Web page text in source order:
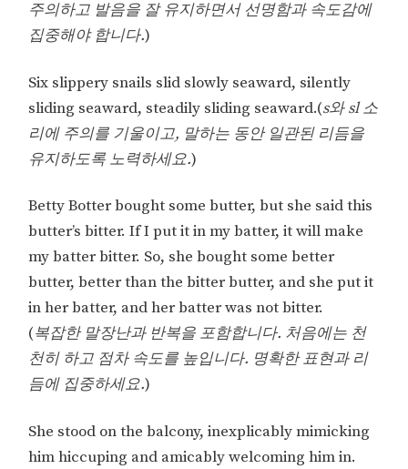
주의하고 발음을 잘 유지하면서 선명함과 속도감에
집중해야 합니다.)
Six slippery snails slid slowly seaward, silently
sliding seaward, steadily sliding seaward.(s와 sl 소
리에 주의를 기울이고, 말하는 동안 일관된 리듬을
유지하도록 노력하세요.)
Betty Botter bought some butter, but she said this
butter’s bitter. If I put it in my batter, it will make
my batter bitter. So, she bought some better
butter, better than the bitter butter, and she put it
in her batter, and her batter was not bitter.
(복잡한 말장난과 반복을 포함합니다. 처음에는 천
천히 하고 점차 속도를 높입니다. 명확한 표현과 리
듬에 집중하세요.)
She stood on the balcony, inexplicably mimicking
him hiccuping and amicably welcoming him in.